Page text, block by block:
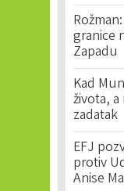
granice
Zapadu
Kad
života,
zadatak
EFJ
protiv
Anise